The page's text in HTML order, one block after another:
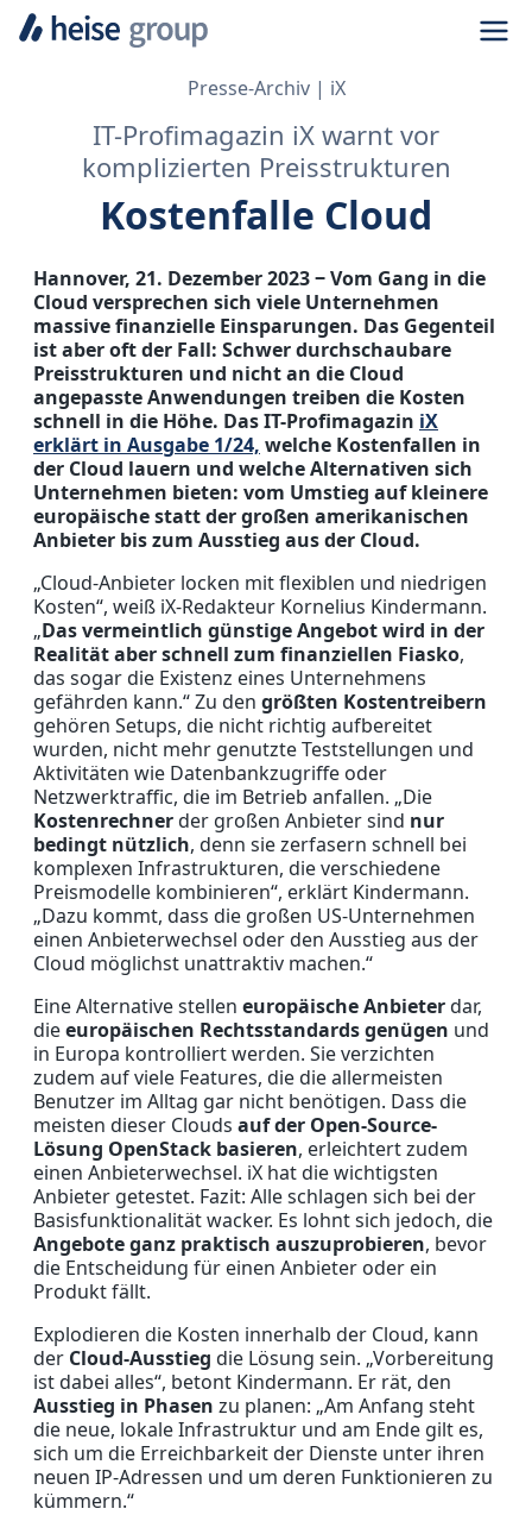
Presse-Archiv
iX
IT-Profimagazin iX warnt vor
komplizierten Preisstrukturen
Kostenfalle Cloud
Hannover, 21. Dezember 2023‒Vom Gang in die
Cloud versprechen sich viele Unternehmen
massive finanzielle Einsparungen. Das Gegenteil
ist aber oft der Fall: Schwer durchschaubare
Preisstrukturen und nicht an die Cloud
angepasste Anwendungen treiben die Kosten
schnell in die Höhe. Das IT-Profimagazin iX
erklärt in Ausgabe 1/24, welche Kostenfallen in
der Cloud lauern und welche Alternativen sich
Unternehmen bieten: vom Umstieg auf kleinere
europäische statt der großen amerikanischen
Anbieter bis zum Ausstieg aus der Cloud.
„Cloud­-Anbieter locken mit flexiblen und niedrigen
Kosten“, weiß iX-Redakteur Kornelius Kindermann.
„Das vermeintlich günstige Angebot wird in der
Realität aber schnell zum finanziellen Fiasko,
das sogar die Existenz eines Unternehmens
gefährden kann.“ Zu den größten Kostentreibern
gehören Set­ups, die nicht richtig aufbereitet
wurden, nicht mehr genutzte Teststellungen und
Aktivitäten wie Datenbankzugriffe oder
Netzwerktraffic, die im Betrieb anfallen. „Die
Kostenrechnerder großen Anbieter sind nur
bedingt nützlich, denn sie zerfasern schnell bei
komplexen Infrastrukturen, die verschiedene
Preismodelle kombinieren“, erklärt Kindermann.
„Dazu kommt, dass die großen US-Unternehmen
einen Anbieterwechsel oder den Ausstieg aus der
Cloud möglichst unattraktiv machen.“
Eine Alternative stellen europäische Anbieterdar,
dieeuropäischen Rechtsstandards genügen und
in Europa kontrolliert werden. Sie verzichten
zudem auf viele Features, die die allermeisten
Benutzer im Alltag gar nicht benötigen. Dass die
meisten dieser Clouds auf der Open-Source-
Lösung OpenStack basieren, erleichtert zudem
einen Anbieterwechsel. iX hat die wichtigsten
Anbieter getestet. Fazit: Alle schlagen sich bei der
Basisfunktionalität wacker. Es lohnt sich jedoch, die
Angebote ganz praktisch auszuprobieren, bevor
die Entscheidung für einen Anbieter oder ein
Produkt fällt.
Explodieren die Kosten innerhalb der Cloud, kann
der Cloud-Ausstieg die Lösung sein. „Vorbereitung
ist dabei alles“, betont Kindermann. Er rät, den
Ausstieg in Phasen zu planen: „Am Anfang steht
die neue, lokale Infrastruktur und am Ende gilt es,
sich um die Erreichbarkeit der Dienste unter ihren
neuen IP-Adressen und um deren Funktionieren zu
kümmern.“